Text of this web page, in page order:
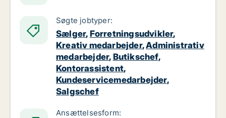
Søgte jobtyper:
Sælger, Forretningsudvikler,
Kreativ medarbejder,Administrativ
medarbejder, Butikschef,
Kontorassistent,
Kundeservicemedarbejder,
Salgschef
Ansættelsesform: